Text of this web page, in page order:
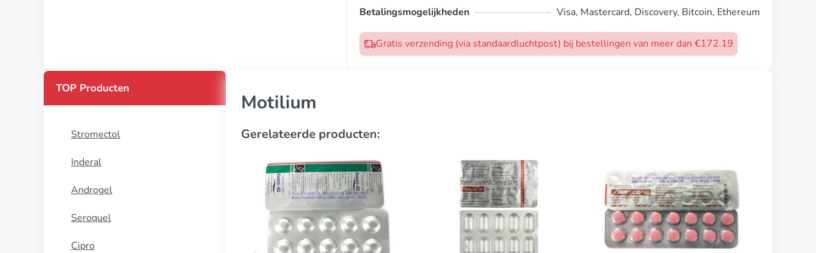
Betalingsmogelijkheden
Visa, Mastercard, Discovery, Bitcoin, Ethereum
Gratis verzending (via standaardluchtpost) bij bestellingen van meer dan €172.19
TOP Producten
Stromectol
Inderal
Androgel
Seroquel
Cipro
Motilium
Gerelateerde producten:
Reglan